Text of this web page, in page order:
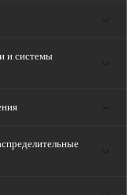
и системы